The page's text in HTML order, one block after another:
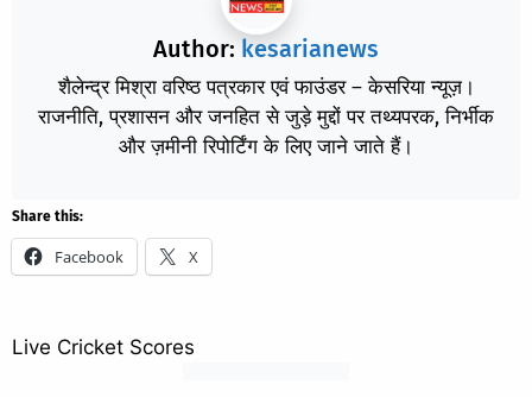
Author: kesarianews
शैलेन्द्र मिश्रा वरिष्ठ पत्रकार एवं फाउंडर – केसरिया न्यूज़।
राजनीति, प्रशासन और जनहित से जुड़े मुद्दों पर तथ्यपरक, निर्भीक
और ज़मीनी रिपोर्टिंग के लिए जाने जाते हैं।
Share this:
Facebook X
Live Cricket Scores